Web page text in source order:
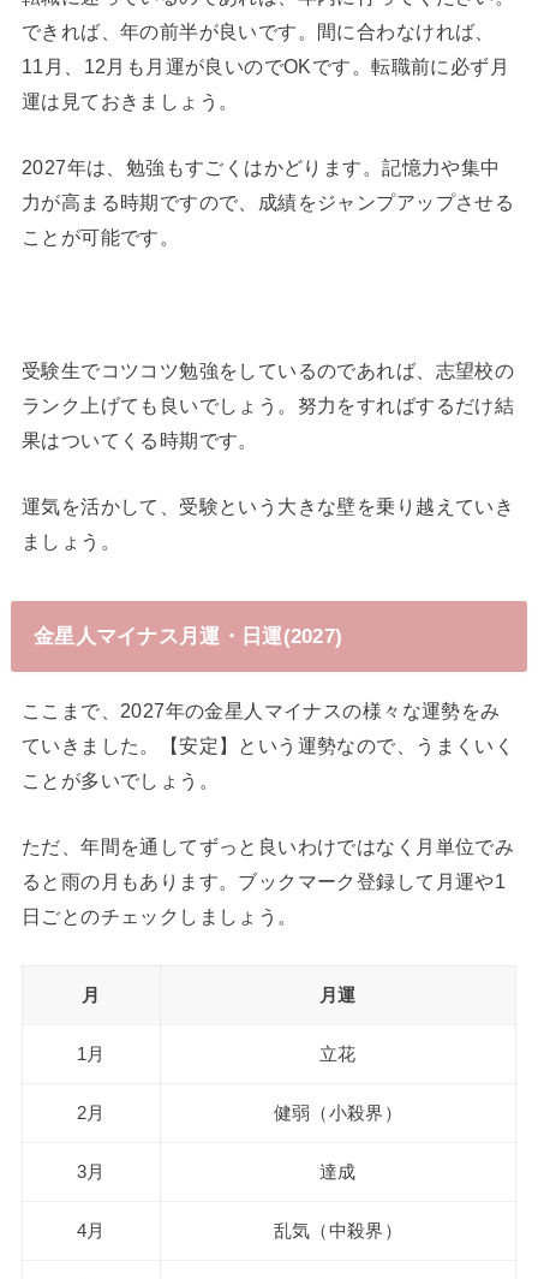
できれば、年の前半が良いです。間に合わなければ、
11月、12月も月運が良いのでOKです。転職前に必ず月
運は見ておきましょう。
2027年は、勉強もすごくはかどります。記憶力や集中
力が高まる時期ですので、成績をジャンプアップさせる
ことが可能です。
受験生でコツコツ勉強をしているのであれば、志望校の
ランク上げても良いでしょう。努力をすればするだけ結
果はついてくる時期です。
運気を活かして、受験という大きな壁を乗り越えていき
ましょう。
金星人マイナス月運・日運(2027)
ここまで、2027年の金星人マイナスの様々な運勢をみ
ていきました。【安定】という運勢なので、うまくいく
ことが多いでしょう。
ただ、年間を通してずっと良いわけではなく月単位でみ
ると雨の月もあります。ブックマーク登録して月運や1
日ごとのチェックしましょう。
月 月運
1月 立花
2月 健弱（小殺界）
3月 達成
4月 乱気（中殺界）